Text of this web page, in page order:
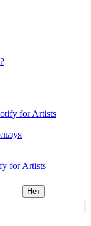
for Artists
for Artists
Нет